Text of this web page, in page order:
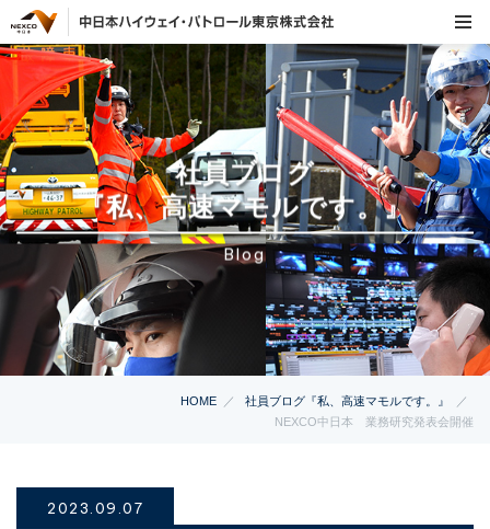
社員ブログ
『私、高速マモルです。』
Blog
HOME
社員ブログ『私、高速マモルです。』
NEXCO中日本 業務研究発表会開催
2023.09.07